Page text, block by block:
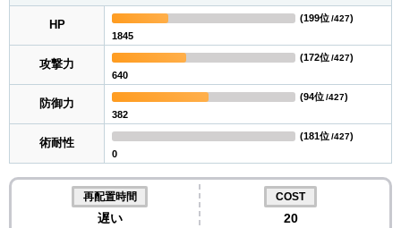
HP
1845
(199位/427)
攻撃力
640
(172位/427)
防御力
382
(94位/427)
術耐性
0
(181位/427)
再配置時間
遅い
COST
20